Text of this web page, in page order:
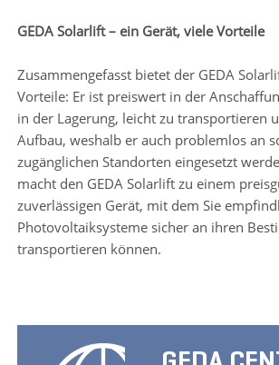
GEDA Solarlift – ein Gerät, viele Vorteile
Zusammengefasst bietet der GEDA
Vorteile: Er ist preiswert in der
in der Lagerung, leicht zu transportieren
Aufbau, weshalb er auch problemlos an
zugänglichen Standorten eingesetzt
macht den GEDA Solarlift zu einem
zuverlässigen Gerät, mit dem Sie
Photovoltaiksysteme sicher an ihren
transportieren können.